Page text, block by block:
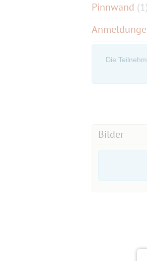
Pinnwand (1)
Die
Bilder